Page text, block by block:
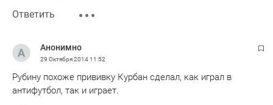
Ответить
Анонимно
29 Октября 201411:52
Рубину похоже прививку Курбан сделал, как играл в
антифутбол, так и играет.